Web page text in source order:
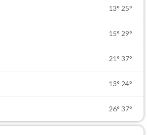
13° 25°
15° 29°
21° 37°
13° 24°
26° 37°